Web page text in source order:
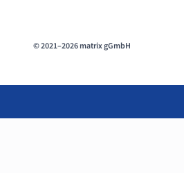
© 2021–2026 matrix gGmbH